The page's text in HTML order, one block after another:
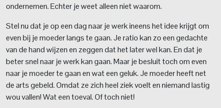
ondernemen. Echter je weet alleen niet waarom.
Stel nu dat je op een dag naar je werk ineens het idee krijgt om
even bij je moeder langs te gaan. Je ratio kan zo een gedachte
van de hand wijzen en zeggen dat het later wel kan. En dat je
beter snel naar je werk kan gaan. Maar je besluit toch om even
naar je moeder te gaan en wat een geluk. Je moeder heeft net
de arts gebeld. Omdat ze zich heel ziek voelt en niemand lastig
wou vallen! Wat een toeval. Of toch niet!